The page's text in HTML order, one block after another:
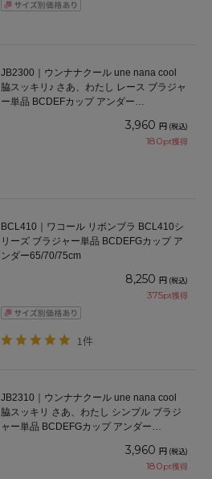
JB2300｜ウンナナクール une nana cool
脇スッキリ♪ さあ、わたし レース ブラジャ
ー単品 BCDEFカップ アンダー
3,960 円 (税込)
180pt獲得
BCL410｜ワコール リボンブラ BCL410シ
リーズ ブラジャー単品 BCDEFGカップ ア
ンダー65/70/75cm
8,250 円 (税込)
375pt獲得
1件
JB2310｜ウンナナクール une nana cool
脇スッキリ さあ、わたし シンプル ブラジ
ャー単品 BCDEFGカップ アンダー
3,960 円 (税込)
180pt獲得